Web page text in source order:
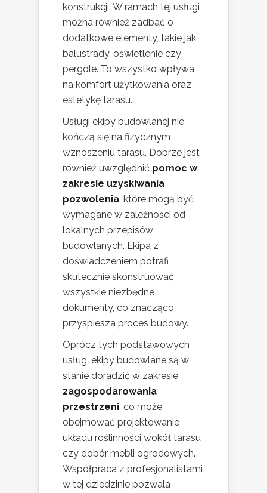
konstrukcji. W ramach tej usługi
można również zadbać o
dodatkowe elementy, takie jak
balustrady, oświetlenie czy
pergole. To wszystko wpływa
na komfort użytkowania oraz
estetykę tarasu.
Usługi ekipy budowlanej nie
kończą się na fizycznym
wznoszeniu tarasu. Dobrze jest
również uwzględnić pomoc w
zakresie uzyskiwania
pozwolenia , które mogą być
wymagane w zależności od
lokalnych przepisów
budowlanych. Ekipa z
doświadczeniem potrafi
skutecznie skonstruować
wszystkie niezbędne
dokumenty, co znacząco
przyspiesza proces budowy.
Oprócz tych podstawowych
usług, ekipy budowlane są w
stanie doradzić w zakresie
zagospodarowania
przestrzeni , co może
obejmować projektowanie
układu roślinności wokół tarasu
czy dobór mebli ogrodowych.
Współpraca z profesjonalistami
w tej dziedzinie pozwala